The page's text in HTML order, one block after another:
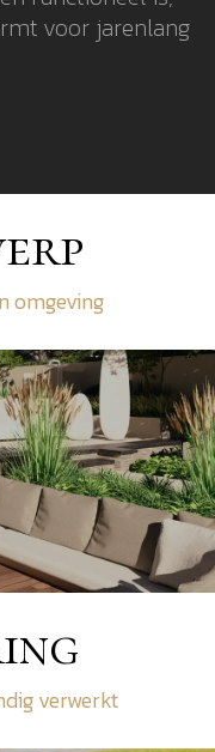
voor jarenlang
omgeving
verwerkt